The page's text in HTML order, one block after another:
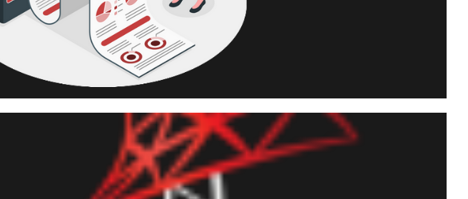
de execução dos jobs do SQL